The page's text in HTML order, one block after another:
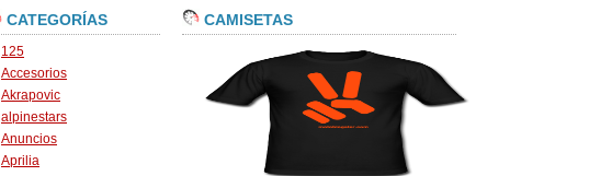
CATEGORÍAS
125
Accesorios
Akrapovic
alpinestars
Anuncios
Aprilia
CAMISETAS